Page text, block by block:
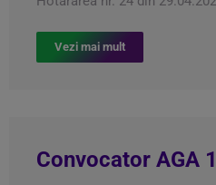
Vezi mai mult
Convocator AGA